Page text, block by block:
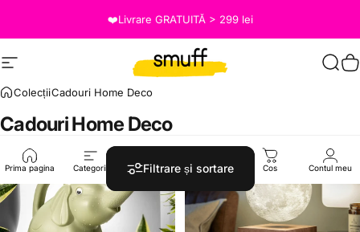
❤️Livrare GRATUITĂ > 299 lei
Site navigation Smuff.ro
Prima pagina Categorii Cauta Shop Cos Contul meu
ColecțiiCadouri Home Deco
CadouriHome Deco
Filtrare și sortare
Reducere 60% Reducere 30%